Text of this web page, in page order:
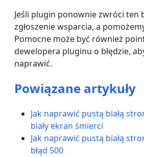
Jeśli plugin ponownie zwróci ten
zgłoszenie wsparcia, a
Pomocne może być również
dewelopera pluginu o błędzie,
naprawić.
Powiązane artykuły
Jak naprawić pustą białą
biały ekran śmierci
Jak naprawić pustą białą
błąd 500